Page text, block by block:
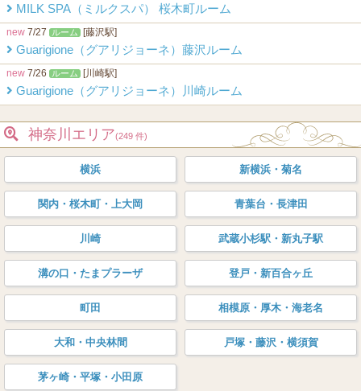
MILK SPA（ミルクスパ） 桜木町ルーム
new 7/27 ルーム [藤沢駅]
Guarigione（グアリジョーネ）藤沢ルーム
new 7/26 ルーム [川崎駅]
Guarigione（グアリジョーネ）川崎ルーム
神奈川エリア(249 件)
横浜 新横浜・菊名
関内・桜木町・上大岡 青葉台・長津田
川崎 武蔵小杉駅・新丸子駅
溝の口・たまプラーザ 登戸・新百合ヶ丘
町田 相模原・厚木・海老名
大和・中央林間 戸塚・藤沢・横須賀
茅ヶ崎・平塚・小田原